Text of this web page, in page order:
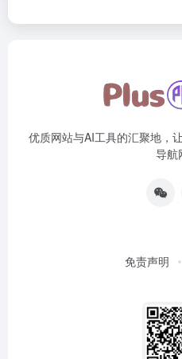
优质网站与AI工具的汇聚地，
导航
免责声明